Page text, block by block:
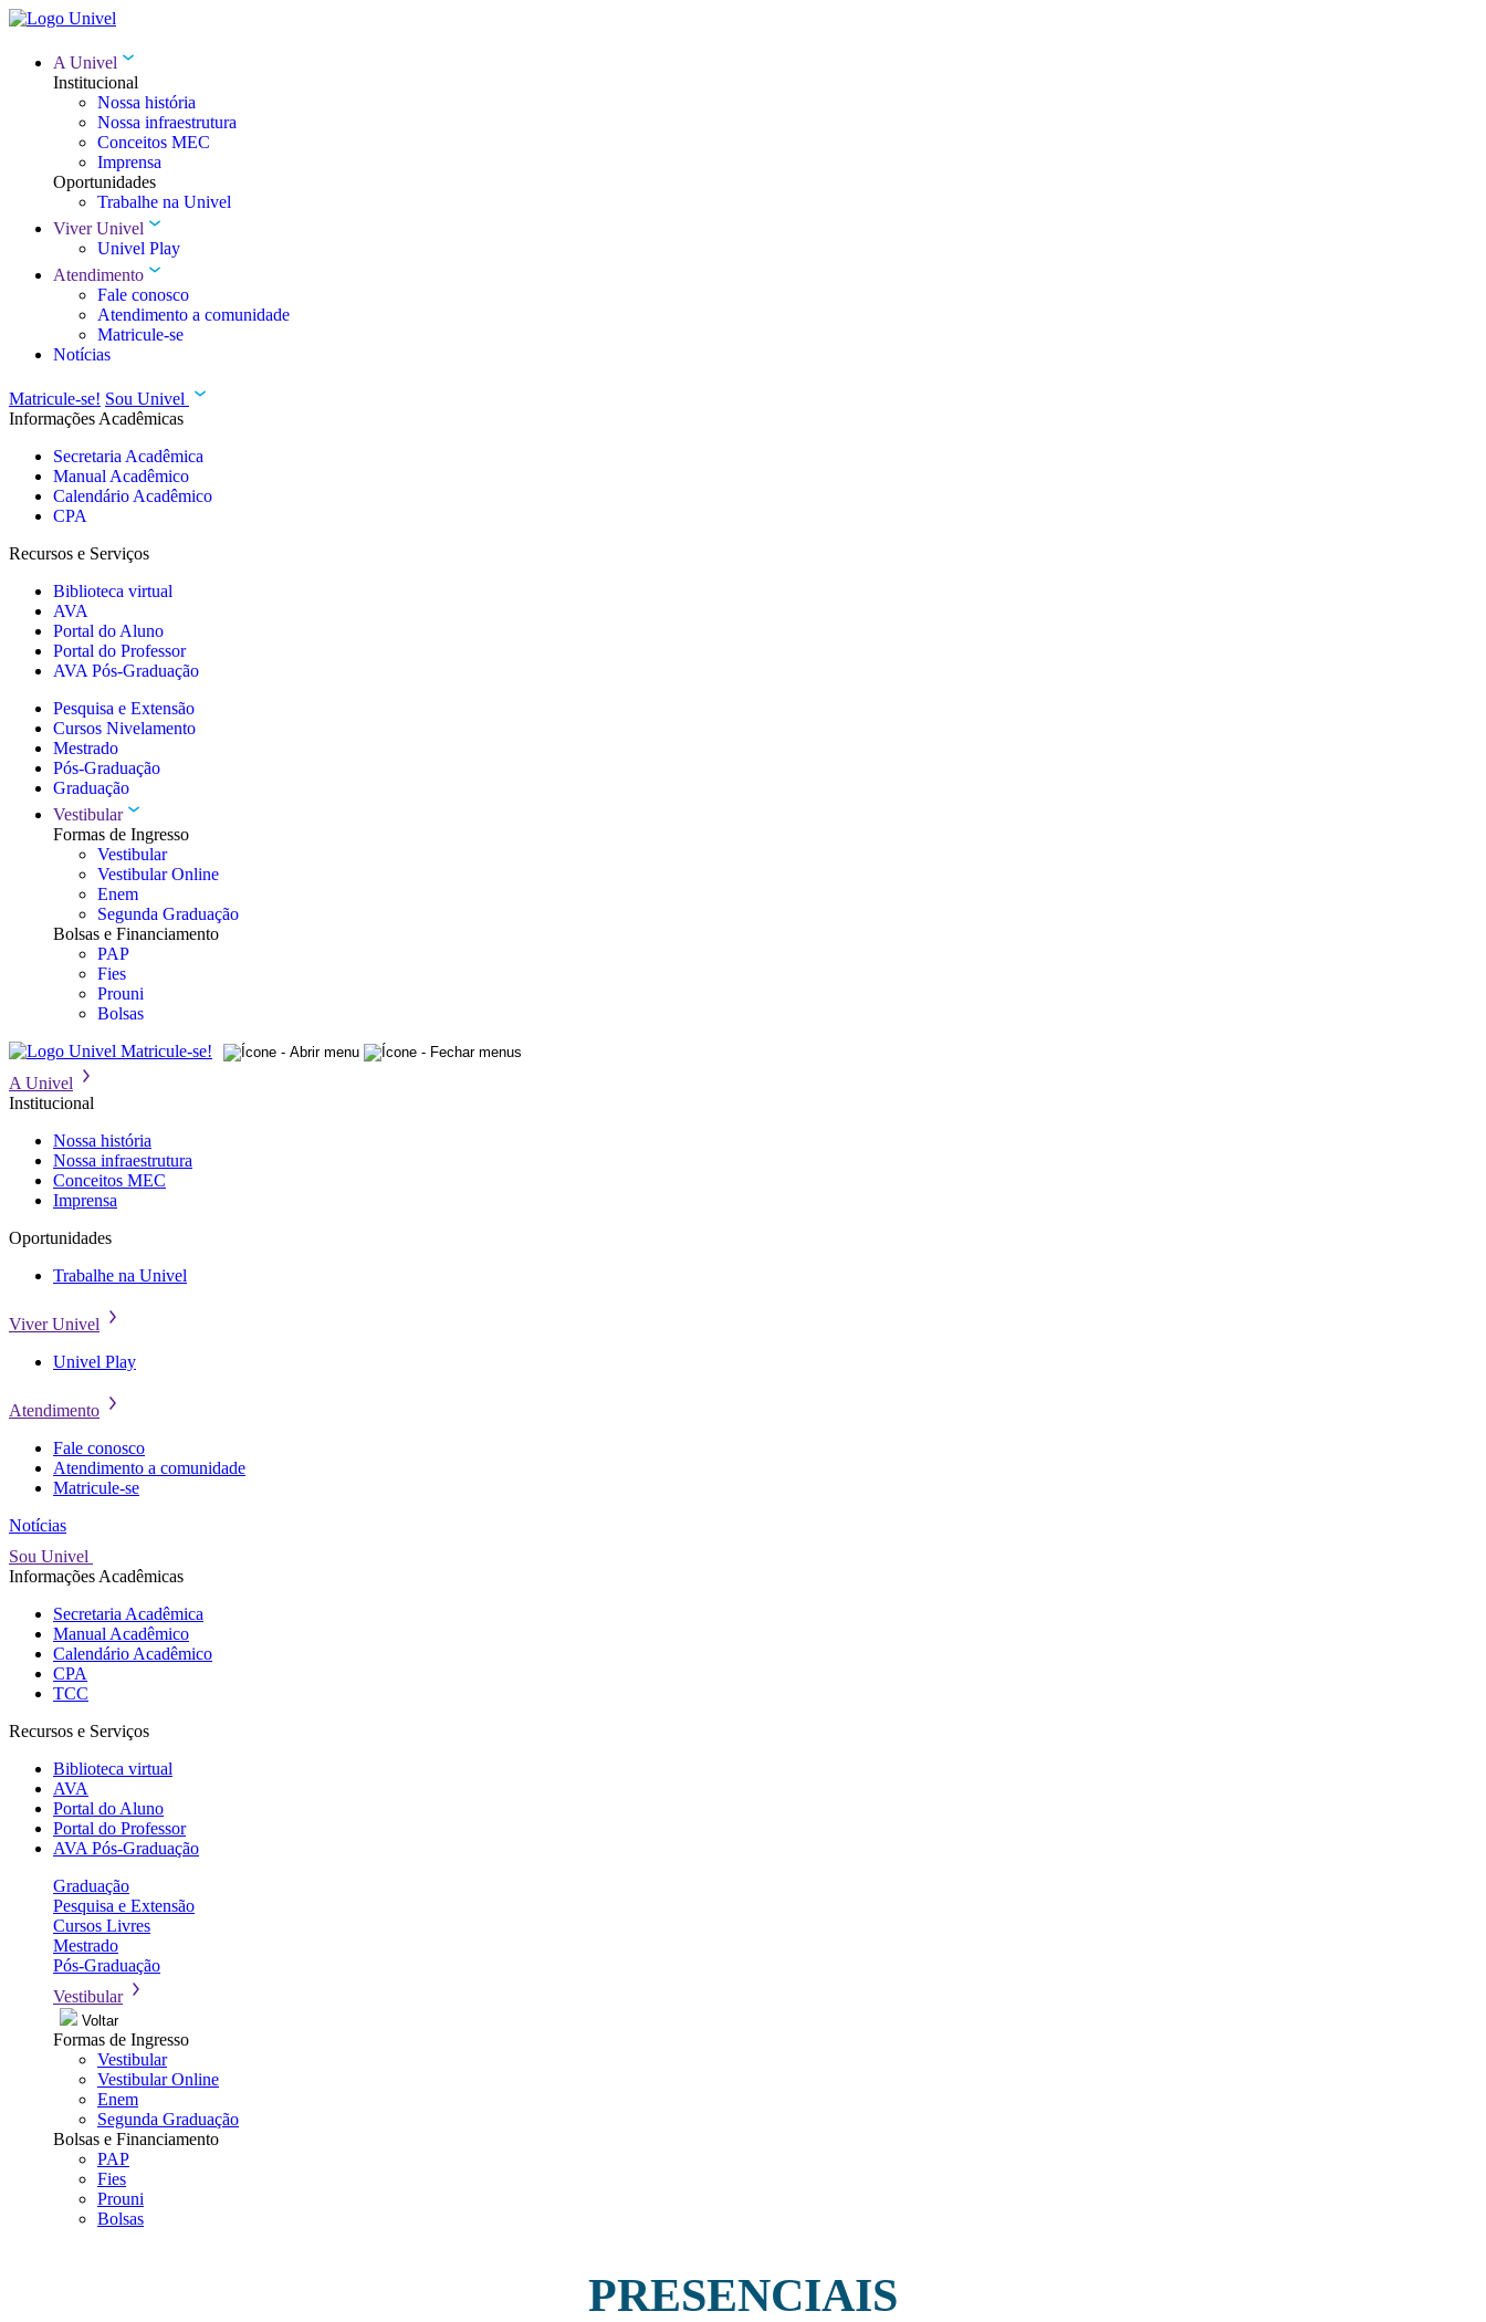
A Univel
Institucional
Nossa história
Nossa infraestrutura
Conceitos MEC
Imprensa
Oportunidades
Trabalhe na Univel
Viver Univel
Univel Play
Atendimento
Fale conosco
Atendimento a comunidade
Matricule-se
Notícias
Matricule-se! Sou Univel
Informações Acadêmicas
Secretaria Acadêmica
Manual Acadêmico
Calendário Acadêmico
CPA
Recursos e Serviços
Biblioteca virtual
AVA
Portal do Aluno
Portal do Professor
AVA Pós-Graduação
Pesquisa e Extensão
Cursos Nivelamento
Mestrado
Pós-Graduação
Graduação
Vestibular
Formas de Ingresso
Vestibular
Vestibular Online
Enem
Segunda Graduação
Bolsas e Financiamento
PAP
Fies
Prouni
Bolsas
Matricule-se!
A Univel
Institucional
Nossa história
Nossa infraestrutura
Conceitos MEC
Imprensa
Oportunidades
Trabalhe na Univel
Viver Univel
Univel Play
Atendimento
Fale conosco
Atendimento a comunidade
Matricule-se
Notícias
Sou Univel
Informações Acadêmicas
Secretaria Acadêmica
Manual Acadêmico
Calendário Acadêmico
CPA
TCC
Recursos e Serviços
Biblioteca virtual
AVA
Portal do Aluno
Portal do Professor
AVA Pós-Graduação
Graduação
Pesquisa e Extensão
Cursos Livres
Mestrado
Pós-Graduação
Vestibular
Voltar
Formas de Ingresso
Vestibular
Vestibular Online
Enem
Segunda Graduação
Bolsas e Financiamento
PAP
Fies
Prouni
Bolsas
PRESENCIAIS